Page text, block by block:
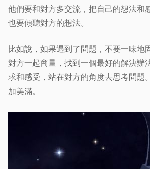
他們要和對方多交流，把自己的想法和
也要傾聽對方的想法。
比如說，如果遇到了問題，不要一味地
對方一起商量，找到一個最好的解決辦
求和感受，站在對方的角度去思考問題
加美滿。